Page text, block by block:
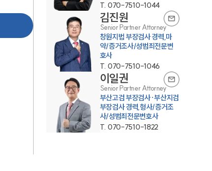
팀소개
대륜의 강점
오시는 길
글로벌 파트너 로펌
고객의 소리
통합검색
AI대륜
T. 070-7510-1044
김진원
Senior Partner Attorney
창원지법 부장검사 경력,마
약/증거조사/성범죄전문변
호사
T. 070-7510-1046
이일권
Senior Partner Attorney
부산고검 부장검사·부산지검
부장검사 경력,형사/증거조
사/성범죄전문변호사
T. 070-7510-1822